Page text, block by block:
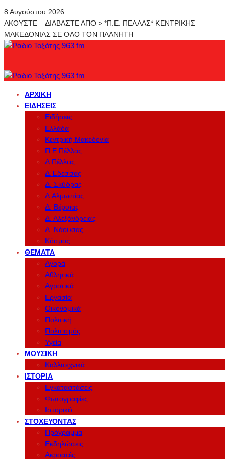
8 Αυγούστου 2026
ΑΚΟΥΣΤΕ – ΔΙΑΒΑΣΤΕ ΑΠΟ > *Π.Ε. ΠΕΛΛΑΣ* ΚΕΝΤΡΙΚΗΣ
ΜΑΚΕΔΟΝΙΑΣ ΣΕ ΟΛΟ ΤΟΝ ΠΛΑΝΗΤΗ
ΑΡΧΙΚΉ
ΕΙΔΉΣΕΙΣ
Ειδήσεις
Ελλάδα
Κεντρική Μακεδονία
Π.Ε.Πέλλας
Δ.Πέλλας
Δ.Έδεσσας
Δ. Σκύδρας
Δ.Αλμωπίας
Δ. Βέροιας
Δ. Αλεξάνδρειας
Δ. Νάουσας
Κόσμος
ΘΈΜΑΤΑ
Αγορά
Αθλητικά
Αγροτικά
Εργασία
Οικονομικά
Πολιτική
Πολιτισμός
Υγεία
ΜΟΥΣΙΚΉ
Καλλιτεχνικά
ΙΣΤΟΡΊΑ
Εγκαταστάσεις
Φωτογραφίες
Ιστορικό
ΣΤΟΧΕΎΟΝΤΑΣ
Πρόγραμμα
Εκδηλώσεις
Ακροατές